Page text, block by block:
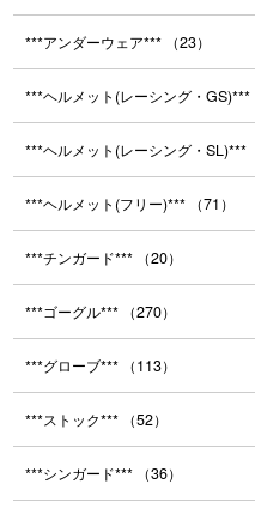
***アンダーウェア*** （23）
***ヘルメット(レーシング・GS)***
***ヘルメット(レーシング・SL)***
***ヘルメット(フリー)*** （71）
***チンガード*** （20）
***ゴーグル*** （270）
***グローブ*** （113）
***ストック*** （52）
***シンガード*** （36）